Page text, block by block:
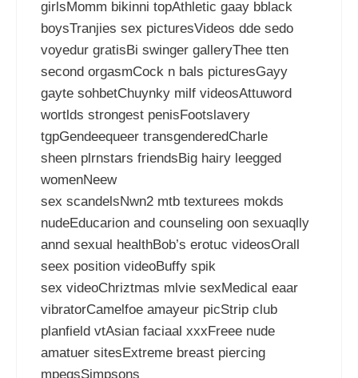
girlsMomm bikinni topAthletic gaay bblack
boysTranjies sex picturesVideos dde sedo
voyedur gratisBi swinger galleryThee tten
second orgasmCock n bals picturesGayy
gayte sohbetChuynky milf videosAttuword
wortlds strongest penisFootslavery
tgpGendeequeer transgenderedCharle
sheen plrnstars friendsBig hairy leegged
womenNeew
sex scandelsNwn2 mtb texturees mokds
nudeEducarion and counseling oon sexuaqlly
annd sexual healthBob’s erotuc videosOrall
seex position videoBuffy spik
sex videoChriztmas mlvie sexMedical eaar
vibratorCamelfoe amayeur picStrip club
planfield vtAsian faciaal xxxFreee nude
amatuer sitesExtreme breast piercing
mpegsSimpsons